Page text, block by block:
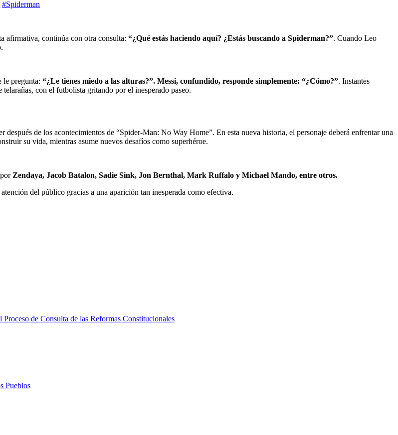
#Spiderman
afirmativa, continúa con otra consulta: “¿Qué estás haciendo aquí? ¿Estás buscando a Spiderman?”. Cuando Leo
le pregunta: “¿Le tienes miedo a las alturas?”. Messi, confundido, responde simplemente: “¿Cómo?”. Instantes
con el futbolista gritando por el inesperado paseo.
de los acontecimientos de “Spider-Man: No Way Home”. En esta nueva historia, el personaje deberá enfrentar una
su vida, mientras asume nuevos desafíos como superhéroe.
Zendaya, Jacob Batalon, Sadie Sink, Jon Bernthal, Mark Ruffalo y Michael Mando, entre otros.
del público gracias a una aparición tan inesperada como efectiva.
de Consulta de las Reformas Constitucionales
Pueblos